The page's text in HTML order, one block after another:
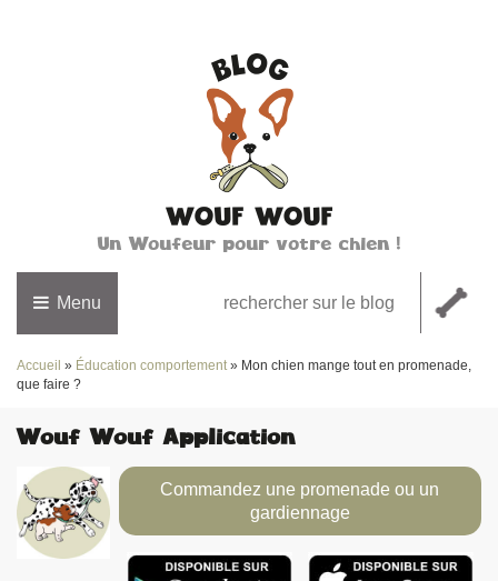
Un Woufeur pour votre chien !
Menu
Accueil » Éducation comportement » Mon chien mange tout en promenade,
que faire ?
Wouf Wouf Application
Commandez une promenade ou un
gardiennage